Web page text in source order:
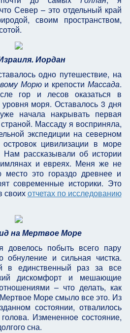
Север – это отдельный край
своим пространством,
Иордан
одно путешествие, на
Морюи крепости Массада.
гор и лесов оказаться в
моря. Оставалось 3 дня
начала накрывать первая
Массаду я восприняла,
экспедиции на северном
цивилизации в море
Нам рассказывали об истории
и евреях. Меня же не
место это гораздо древнее и
современные историки. Это
своихотчетах по исследованию
на Мертвое Море
побыть всего пару
обнуление и сильная чистка.
в единственный раз за все
дискомфорт и мешающие
– что делать, как
Море смыло все это. Из
состоянии, отвалилось
Измененное состояние,
сна.